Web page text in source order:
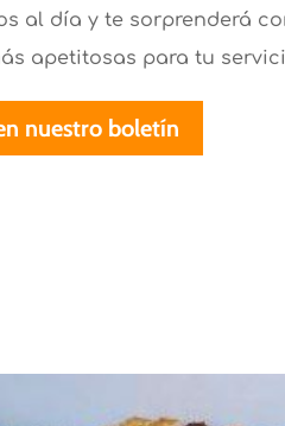
al día y te sorprenderá
apetitosas para tu
nuestro boletín